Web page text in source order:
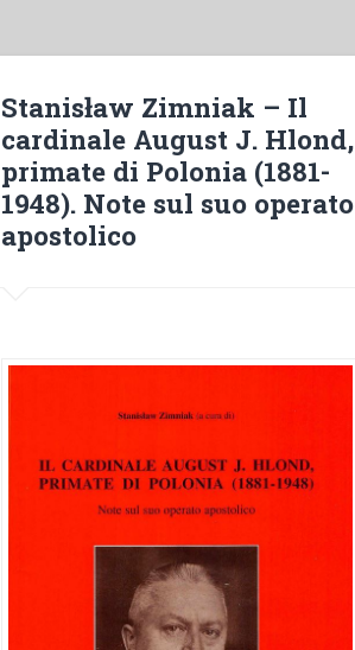
Stanisław Zimniak – Il
cardinale August J. Hlond,
primate di Polonia (1881-
1948). Note sul suo operato
apostolico